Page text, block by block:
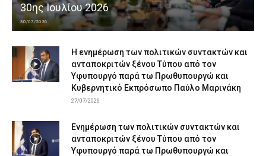
30ης Ιουλίου 2026
30/07/2026
Η ενημέρωση των πολιτικών συντακτών και
ανταποκριτών ξένου Τύπου από τον
Υφυπουργό παρά τω Πρωθυπουργώ και
Κυβερνητικό Εκπρόσωπο Παύλο Μαρινάκη
27/07/2026
Ενημέρωση των πολιτικών συντακτών και
ανταποκριτών ξένου Τύπου από τον
Υφυπουργό παρά τω Πρωθυπουργώ και